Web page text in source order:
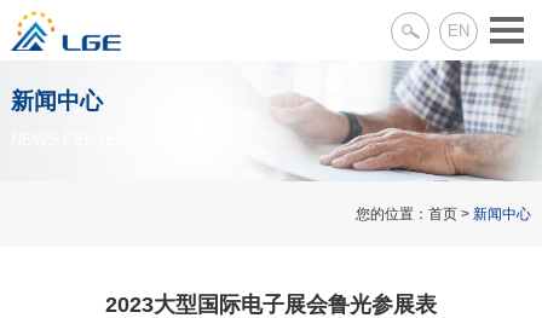
EN
新闻中心
您的位置：首页 >新闻中心
2023大型国际电子展会鲁光参展表